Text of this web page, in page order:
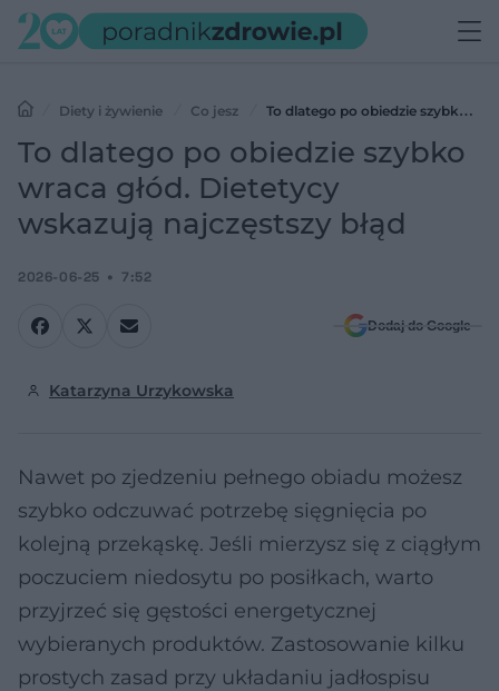
Diety i żywienie Co jesz
To dlatego po obiedzie szybko
wraca głód. Dietetycy wskazują najczęstszy błąd
To dlatego po obiedzie szybko
wraca głód. Dietetycy
wskazują najczęstszy błąd
2026-06-25 7:52
Dodaj do Google
Katarzyna Urzykowska
Nawet po zjedzeniu pełnego obiadu możesz
szybko odczuwać potrzebę sięgnięcia po
kolejną przekąskę. Jeśli mierzysz się z ciągłym
poczuciem niedosytu po posiłkach, warto
przyjrzeć się gęstości energetycznej
wybieranych produktów. Zastosowanie kilku
prostych zasad przy układaniu jadłospisu